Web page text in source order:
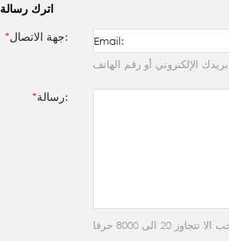
اترك رسالة
*
جهة الاتصال:
الإلكتروني أو رقم الهاتف
* رسالة:
الى 8000 حرفا